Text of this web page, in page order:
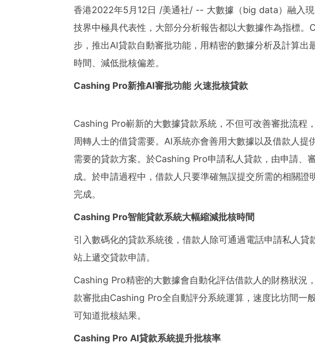
marketers, corporate communicators and
verage to engage key audiences. Having
stribution industry since 1954, PR Newswire
tions to produce, distribute, target and
t across traditional, digital, mobile and social
d's largest multi-channel content distribution
comprehensive workflow tools and platforms,
ds of clients from offices in the Americas,
香港2022年5月12日 /美通社/ -- 大數據（big data）融入
技界中極具代表性，大部分分析報告都以大數據作為指標。
步，推出AI貸款自動審批功能，用精密的數據分析及計算出
時間、減低批核偏差。
Cashing Pro新推AI審批功能 火速批核貸款
Cashing Pro嶄新的大數據貸款系統，不但可改善審批流程
周轉人士的借貸需要。 AI系統亦會善用大數據以及借款人提
需要的貸款方案。於Cashing Pro申請私人貸款，由申請、
成。於申請過程中，借款人只要準確無誤提交所需的相關證
完成。
Cashing Pro智能貸款系統大幅縮減批核時間
引入數碼化的貸款系統後，借款人除可通過電話申請私人
站上遞交貸款申請。
Cashing Pro精密的大數據會自動化評估借款人的財務狀況
款審批由Cashing Pro全自動評分系統運算，速度比坊間一
可知道批核結果。
Cashing Pro AI貸款系統提升批核率